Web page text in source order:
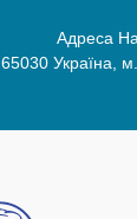
Адреса
65030 Україна,